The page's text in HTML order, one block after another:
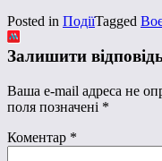
Posted in ПодіїTagged
Залишити
Ваша e-mail адреса не
поля позначені *
Коментар *